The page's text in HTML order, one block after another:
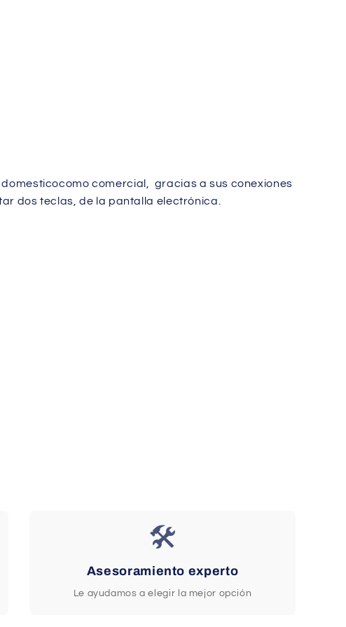
comercial, gracias a sus conexiones
dos teclas, de la pantalla electrónica.
🛠️
Asesoramiento experto
Le ayudamos a elegir la mejor opción